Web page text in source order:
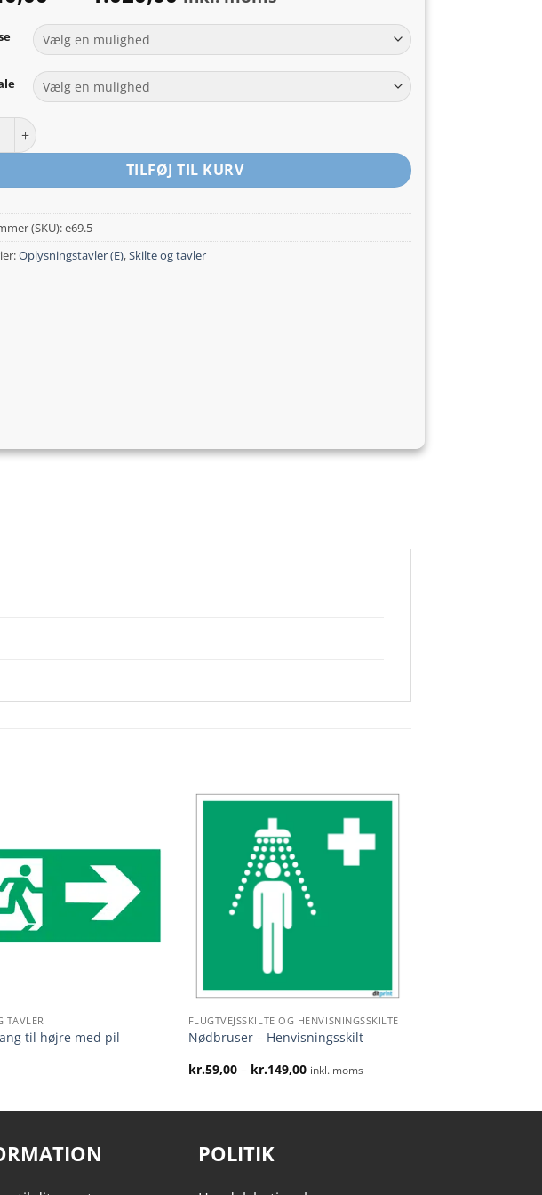
kr.1.020,00
zone med lastbil forbudt - E69.5 antal
TILFØJ TIL KURV
(SKU):e69.5
Oplysningstavler (E),Skilte og tavler
TAVLER
til højre med pil
FLUGTVEJSSKILTE OG HENVISNINGSSKILTE
Nødbruser – Henvisningsskilt
kr.59,00 – kr.149,00Prisinterval:
inkl. moms
POLITIK